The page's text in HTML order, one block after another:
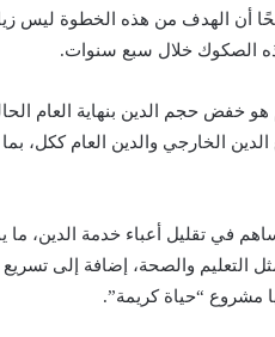
أن الهدف من هذه الخطوة ليس
الصكوك خلال سبع سنوات.
خفض حجم الدين بنهاية العام
الخارجي والدين العام ككل، بما
في تقليل أعباء خدمة الدين، ما
التعليم والصحة، إضافة إلى
مشروع “حياة كريمة”.